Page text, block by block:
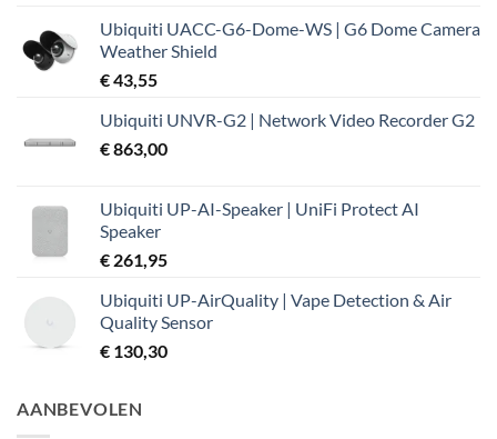
Ubiquiti UACC-G6-Dome-WS | G6 Dome Camera
Weather Shield
€43,55
Ubiquiti UNVR-G2 | Network Video Recorder G2
€863,00
Ubiquiti UP-AI-Speaker | UniFi Protect AI
Speaker
€ 261,95
Ubiquiti UP-AirQuality | Vape Detection & Air
Quality Sensor
€ 130,30
AANBEVOLEN